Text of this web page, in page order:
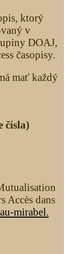
ktorý
v
DOAJ,
časopisy.
mať každý
čísla)
Accès dans
mirabel.